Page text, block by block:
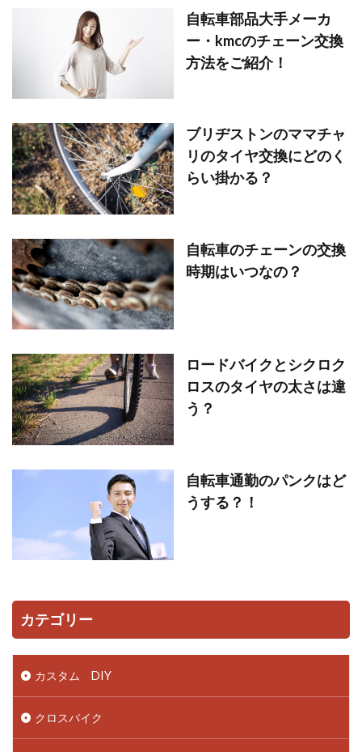
自転車部品大手メーカ
ー・kmcのチェーン交換
方法をご紹介！
ブリヂストンのママチャ
リのタイヤ交換にどのく
らい掛かる？
自転車のチェーンの交換
時期はいつなの？
ロードバイクとシクロク
ロスのタイヤの太さは違
う？
自転車通勤のパンクはど
うする？！
カテゴリー
カスタム DIY
クロスバイク